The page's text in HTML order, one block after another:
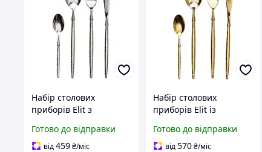
Набір столових
приборів Elit з
персон хром (HP-20-14)
Готово до відправки
від459₴/міс
Набір столових
приборів Elit із
персон золото (HP-20-
15)
Готово до відправки
від570₴/міс